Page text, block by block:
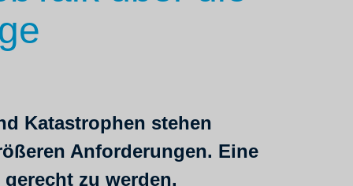
Katastrophen stehen
Anforderungen. Eine
zu werden.